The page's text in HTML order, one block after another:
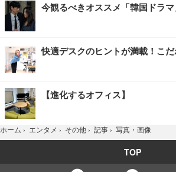
今観るべきオススメ「韓国ドラマ
快適デスクのヒントが満載！こ
【進化するオフィス】
ホーム › エンタメ › その他 › 記事 › 写真・画像
TOP